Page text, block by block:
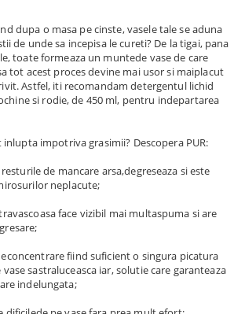
dupa o masa pe cinste, vasele tale se aduna
de unde sa incepisa le cureti? De la tigai, pana
toate formeaza un muntede vase de care
tot acest proces devine mai usor si maiplacut
Astfel, iti recomandam detergentul lichid
si rodie, de 450 ml, pentru indepartarea
impotriva grasimii? Descopera PUR:
de mancare arsa,degreseaza si este
neplacute;
face vizibil mai multaspuma si are
fiind suficient o singura picatura
sastraluceasca iar, solutie care garanteaza
indelungata;